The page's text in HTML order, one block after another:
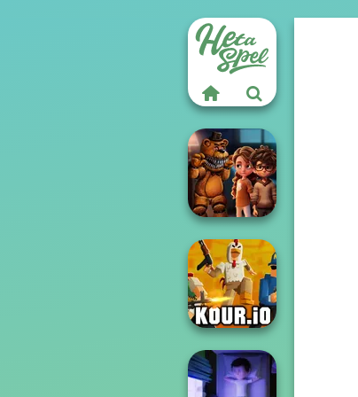
FNAF Horror At
Home